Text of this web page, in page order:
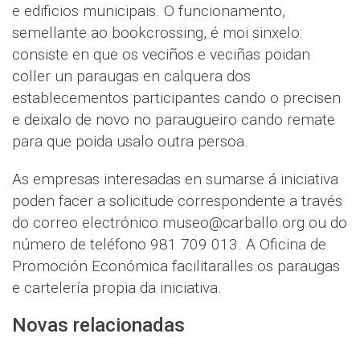
e edificios municipais. O funcionamento,
semellante ao bookcrossing, é moi sinxelo:
consiste en que os veciños e veciñas poidan
coller un paraugas en calquera dos
establecementos participantes cando o precisen
e deixalo de novo no paraugueiro cando remate
para que poida usalo outra persoa.
As empresas interesadas en sumarse á iniciativa
poden facer a solicitude correspondente a través
do correo electrónico museo@carballo.org ou do
número de teléfono 981 709 013. A Oficina de
Promoción Económica facilitaralles os paraugas
e cartelería propia da iniciativa.
Novas relacionadas